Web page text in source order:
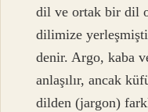
dil ve ortak bir dil
dilimize
denir. Argo, kaba
anlaşılır, ancak
dilden (jargon)